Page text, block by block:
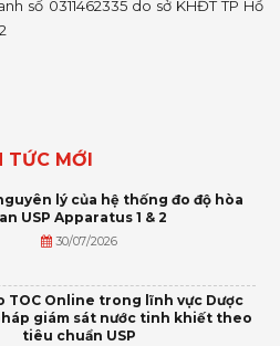
số 0311462335 do sở KHĐT TP Hồ
TỨC MỚI
lý của hệ thống đo độ hòa
USP Apparatus 1 & 2
30/07/2026
TOC Online trong lĩnh vực Dược
giám sát nước tinh khiết theo
tiêu chuẩn USP